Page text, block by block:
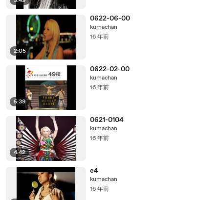
2:05
0622-06-00
kumachan
16 年前
5:39
0622-02-00
kumachan
16 年前
4:42
0621-0104
kumachan
16 年前
e4
kumachan
16 年前